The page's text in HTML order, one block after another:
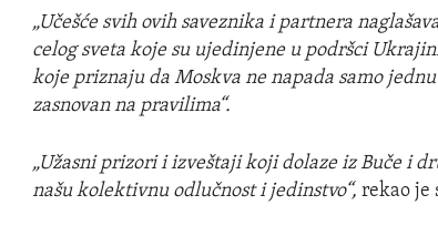
„Učešće svih ovih saveznika i partnera
celog sveta koje su ujedinjene u podršci
koje priznaju da Moskva ne napada samo
zasnovan na pravilima“.
„Užasni prizori i izveštaji koji dolaze iz Buče i
našu kolektivnu odlučnost i jedinstvo“, rekao je